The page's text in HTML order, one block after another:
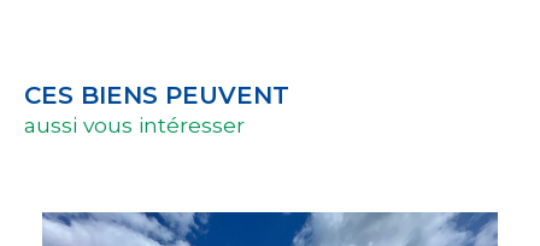
CES BIENS PEUVENT
aussi vous intéresser